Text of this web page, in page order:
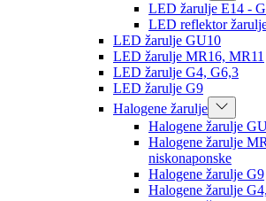
LED žarulje E14 -
LED reflektor
LED žarulje GU10
LED žarulje MR16, MR11
LED žarulje G4, G6,3
LED žarulje G9
Halogene žarulje
Halogene žarulje
Halogene žarulje
niskonaponske
Halogene žarulje G9
Halogene žarulje